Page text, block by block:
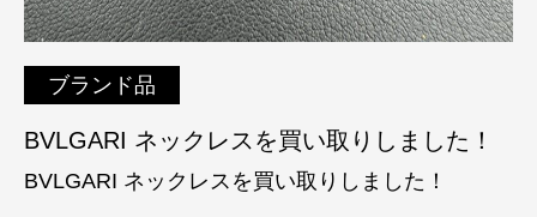
ブランド品
BVLGARI ネックレスを買い取りしました！
BVLGARI ネックレスを買い取りしました！